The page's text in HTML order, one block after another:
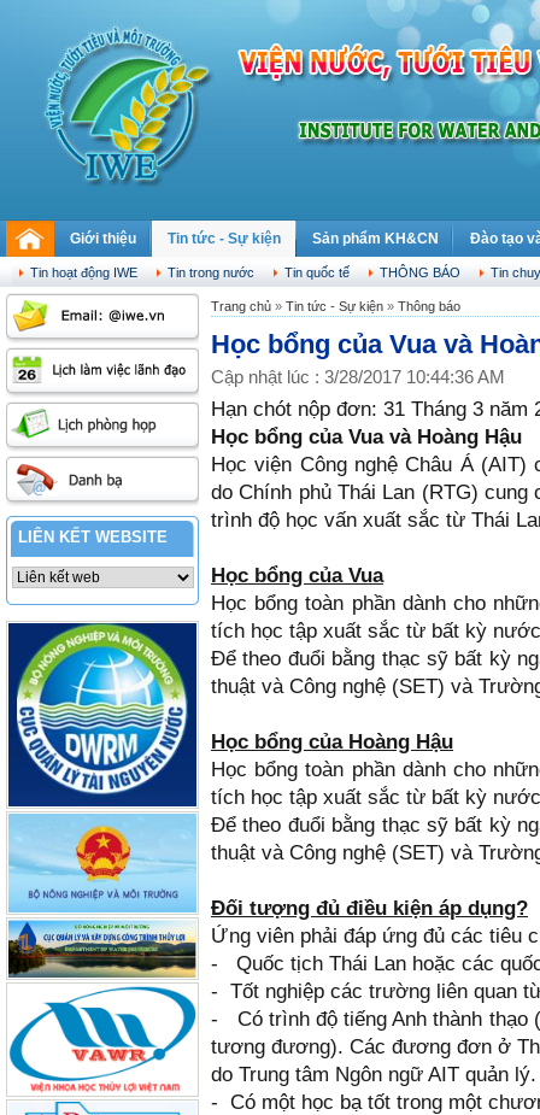
Giới thiệu Tin tức - Sự kiện Sản phẩm KH&CN Đào tạo
Tin hoạt động IWE Tin trong nước Tin quốc tế THÔNG BÁO Tin
Thứ bảy, 08.08.2026
LIÊN KẾT WEBSITE
Trang chủ » Tin tức - Sự kiện » Thông báo
Học bổng của Vua và
Cập nhật lúc : 3/28/2017 10:44:36 AM
Hạn chót nộp đơn: 31 Tháng 3 năm
Học bổng của Vua và Hoàng Hậu
Học viện Công nghệ Châu Á
do Chính phủ Thái Lan (RTG)
trình độ học vấn xuất sắc từ Thái
Học bổng của Vua
Học bổng toàn phần dành cho
tích học tập xuất sắc từ bất kỳ
Để theo đuổi bằng thạc sỹ bất kỳ
thuật và Công nghệ (SET) và
Học bổng của Hoàng Hậu
Học bổng toàn phần dành cho
tích học tập xuất sắc từ bất kỳ
Để theo đuổi bằng thạc sỹ bất kỳ
thuật và Công nghệ (SET) và
Đối tượng đủ điều kiện áp dụng?
Ứng viên phải đáp ứng đủ các tiêu
- Quốc tịch Thái Lan hoặc các
- Tốt nghiệp các trường liên quan
- Có trình độ tiếng Anh thành thạo
tương đương). Các đương đơn ở
do Trung tâm Ngôn ngữ AIT quản lý.
- Có một học bạ tốt trong một